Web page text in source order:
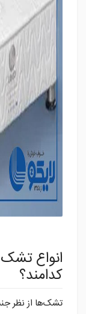
انواع
کدامند؟
تشک‌ها از نظر